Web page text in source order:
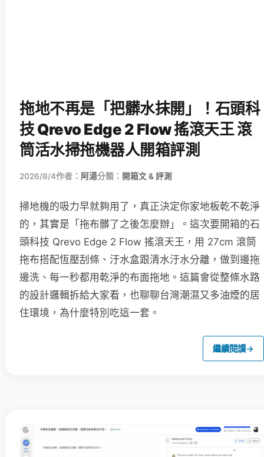
拖地不再是「把髒水抹開」！石頭科
技 Qrevo Edge 2 Flow 搖滾天王 滾
筒活水掃拖機器人開箱評測
2026/8/4作者： 阿湯分類： 開箱文 & 評測
掃地機的吸力早就夠用了，真正決定你家地板乾不乾淨
的，其實是「拖布髒了之後怎麼辦」。這次要開箱的石
頭科技 Qrevo Edge 2 Flow 搖滾天王，用 27cm 滾筒
拖布搭配恆壓刮條、汙水盒跟清水汙水分離，做到邊拖
邊洗、每一秒都用乾淨的布面拖地。這篇會從整條水路
的設計邏輯拆給大家看，也聊聊台灣潮濕又多油煙的居
住環境，為什麼特別吃這一套。
繼續閱讀→